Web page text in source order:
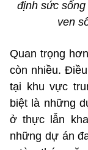
định sức
ven
Quan trọng
còn nhiều.
tại khu vực
biệt là những
ở thực lẫn
những dự án